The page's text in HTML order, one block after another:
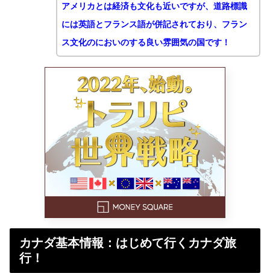
アメリカとは経済も文化も近いですが、道路標識
には英語とフランス語が併記されており、フラン
ス文化のにおいのする良い雰囲気の国です！
カナダ基本情報：はじめて行くカナダ旅
行！